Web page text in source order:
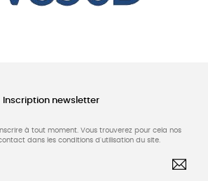
Inscription newsletter
à tout moment. Vous trouverez pour cela nos
dans les conditions d'utilisation du site.